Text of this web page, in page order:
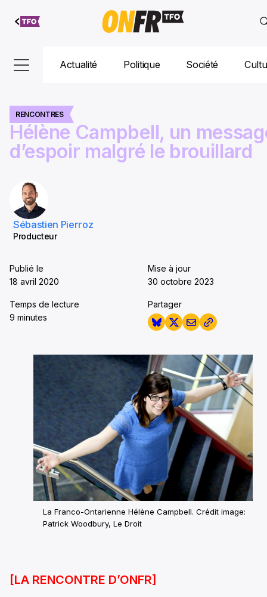
Aller au
contenu
Actualité Politique Société
RENCONTRES
Hélène Campbell, un
d’espoir malgré le brouillard
Sébastien Pierroz
Producteur
Publié le
18 avril 2020
Mise à jour
30 octobre 2023
Temps de lecture
9 minutes
Partager
La Franco-Ontarienne Hélène Campbell. Crédit image:
Patrick Woodbury, Le Droit
[LA RENCONTRE D’ONFR]